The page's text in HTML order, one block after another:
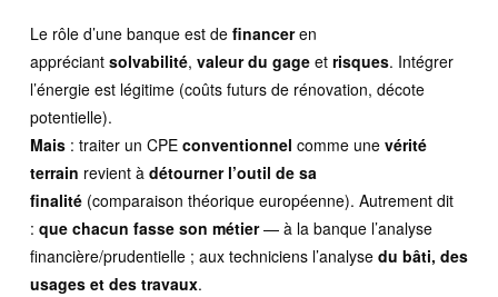
Le rôle d’une banque est de financeren
appréciant solvabilité, valeur du gageet risques. Intégrer
l’énergie est légitime (coûts futurs de rénovation, décote
potentielle).
Mais: traiter un CPE conventionnel comme une vérité
terrain revient à détourner l’outil de sa
finalité(comparaison théorique européenne). Autrement dit
: que chacun fasse son métier— à la banque l’analyse
financière/prudentielle ; aux techniciens l’analyse du bâti, des
usages et des travaux.